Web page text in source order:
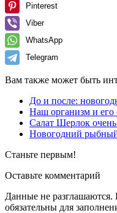
Pinterest
Viber
WhatsApp
Telegram
Вам также может быть
До и после:
Наш организм и его
Салат Шерлок
Новогодний
Станьте первым!
Оставьте комментарий
Данные не разглашаются.
обязательны для